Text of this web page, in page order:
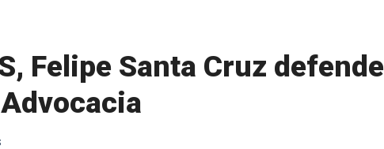
Felipe Santa Cruz defende